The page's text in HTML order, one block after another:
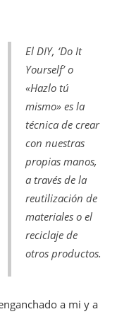
El DIY, ‘Do It
Yourself’ o
«Hazlo tú
mismo» es la
técnica de crear
con nuestras
propias manos,
a través de la
reutilización de
materiales o el
reciclaje de
otros productos.
a mi y a